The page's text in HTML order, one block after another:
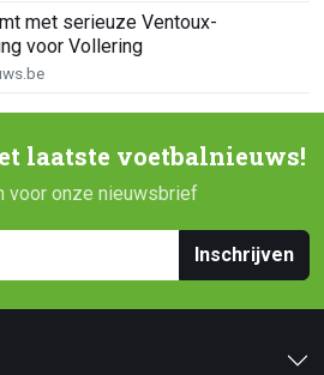
met serieuze Ventoux-
voor Vollering
laatste voetbalnieuws!
voor onze nieuwsbrief
Inschrijven